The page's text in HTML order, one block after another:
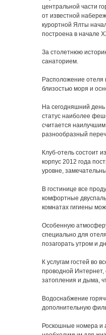
центральной части
от известной
курортной Ялты
построена в начале
За столетнюю
санаторием.
Расположение отеля
близостью моря и
На сегодняшний
статус наиболее
считается
разнообразный
Клуб-отель состоит
корпус 2012 года
уровне,
В гостинице все
комфортные
комнатах гигиены
Особенную
специально для
позагорать утром и
К услугам гостей во
проводной
затопления и дыма,
Водоснабжение
дополнительную
Роскошные номера и